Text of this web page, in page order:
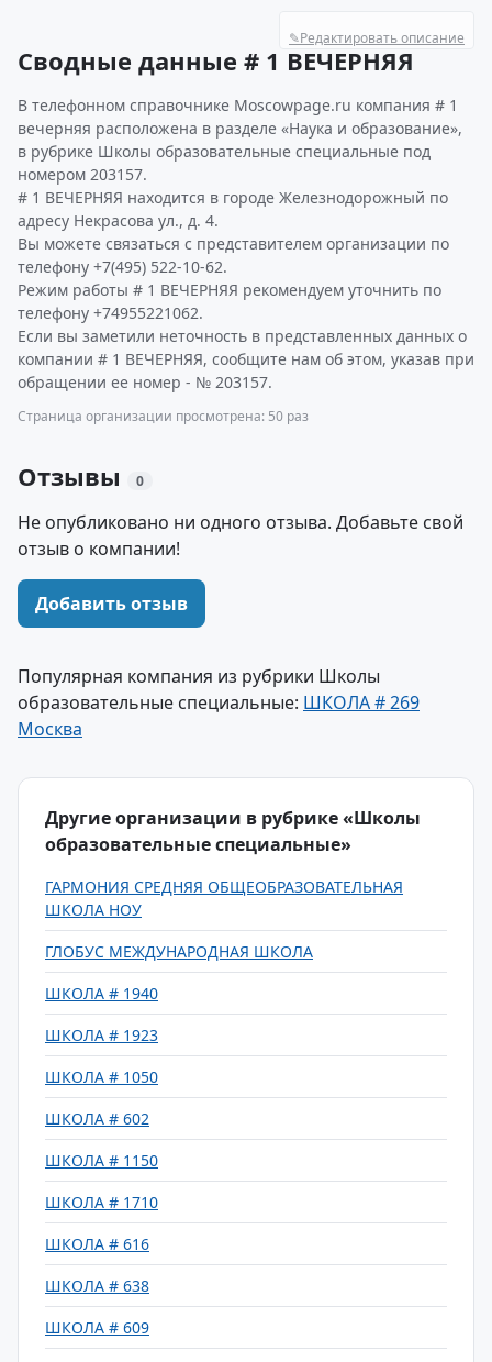
✎Редактировать описание
Сводные данные # 1 ВЕЧЕРНЯЯ
В телефонном справочнике Moscowpage.ru компания # 1
вечерняя расположена в разделе «Наука и образование»,
в рубрике Школы образовательные специальные под
номером 203157.
# 1 ВЕЧЕРНЯЯ находится в городе Железнодорожный по
адресу Некрасова ул., д. 4.
Вы можете связаться с представителем организации по
телефону +7(495) 522-10-62.
Режим работы # 1 ВЕЧЕРНЯЯ рекомендуем уточнить по
телефону +74955221062.
Если вы заметили неточность в представленных данных о
компании # 1 ВЕЧЕРНЯЯ, сообщите нам об этом, указав при
обращении ее номер - № 203157.
Страница организации просмотрена: 50 раз
Отзывы 0
Не опубликовано ни одного отзыва. Добавьте свой
отзыв о компании!
Добавить отзыв
Популярная компания из рубрики Школы
образовательные специальные: ШКОЛА # 269
Москва
Другие организации в рубрике «Школы
образовательные специальные»
ГАРМОНИЯ СРЕДНЯЯ ОБЩЕОБРАЗОВАТЕЛЬНАЯ
ШКОЛА НОУ
ГЛОБУС МЕЖДУНАРОДНАЯ ШКОЛА
ШКОЛА # 1940
ШКОЛА # 1923
ШКОЛА # 1050
ШКОЛА # 602
ШКОЛА # 1150
ШКОЛА # 1710
ШКОЛА # 616
ШКОЛА # 638
ШКОЛА # 609